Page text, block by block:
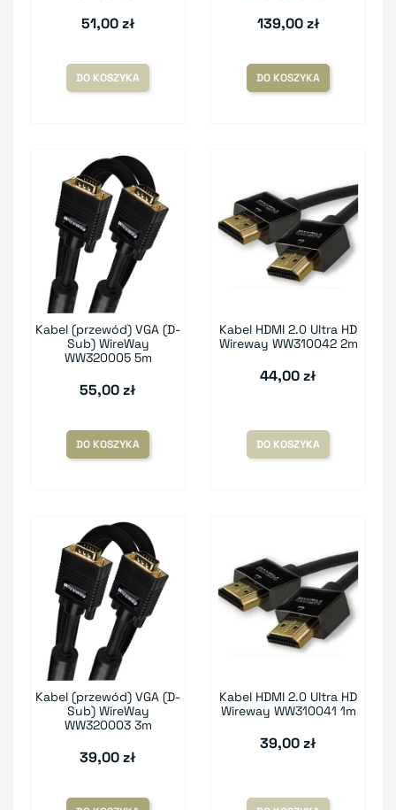
51,00 zł
DO KOSZYKA
139,00 zł
DO KOSZYKA
Kabel (przewód) VGA (D-
Sub) WireWay
WW320005 5m
55,00 zł
DO KOSZYKA
Kabel HDMI 2.0 Ultra HD
Wireway WW310042 2m
44,00 zł
DO KOSZYKA
Kabel (przewód) VGA (D-
Sub) WireWay
WW320003 3m
39,00 zł
Kabel HDMI 2.0 Ultra HD
Wireway WW310041 1m
39,00 zł